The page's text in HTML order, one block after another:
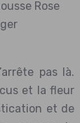
Rose
pas là.
et la fleur
et de